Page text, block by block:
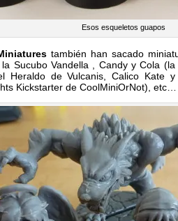
Esos esqueletos guapos
también han sacado
Sucubo Vandella , Candy y Cola
Heraldo de Vulcanis, Calico Kate
Kickstarter de CoolMiniOrNot), etc…